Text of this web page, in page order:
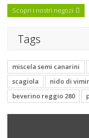
Scopri i nostri negozi
Tags
miscela semi canarini
scagiola
nido di
beverino reggio 280